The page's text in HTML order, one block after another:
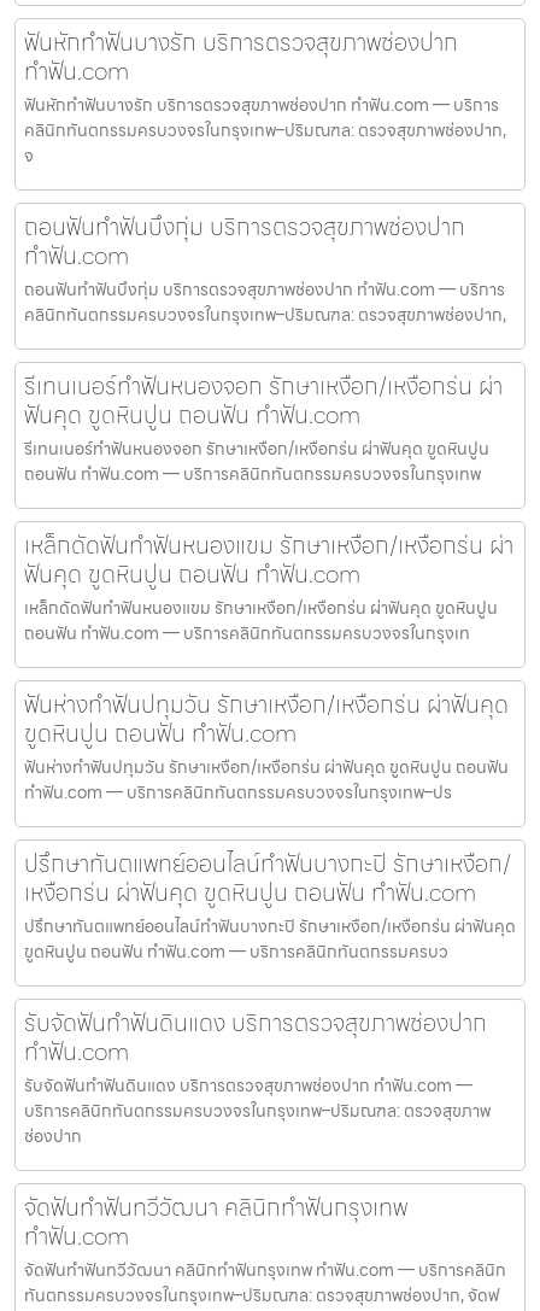
ฟันหักทำฟันบางรัก บริการตรวจสุขภาพช่องปาก
ทำฟัน.com
ฟันหักทำฟันบางรัก บริการตรวจสุขภาพช่องปาก ทำฟัน.com — บริการ
คลินิกทันตกรรมครบวงจรในกรุงเทพ–ปริมณฑล: ตรวจสุขภาพช่องปาก,
จ
ถอนฟันทำฟันบึงกุ่ม บริการตรวจสุขภาพช่องปาก
ทำฟัน.com
ถอนฟันทำฟันบึงกุ่ม บริการตรวจสุขภาพช่องปาก ทำฟัน.com — บริการ
คลินิกทันตกรรมครบวงจรในกรุงเทพ–ปริมณฑล: ตรวจสุขภาพช่องปาก,
รีเทนเนอร์ทำฟันหนองจอก รักษาเหงือก/เหงือกร่น ผ่า
ฟันคุด ขูดหินปูน ถอนฟัน ทำฟัน.com
รีเทนเนอร์ทำฟันหนองจอก รักษาเหงือก/เหงือกร่น ผ่าฟันคุด ขูดหินปูน
ถอนฟัน ทำฟัน.com — บริการคลินิกทันตกรรมครบวงจรในกรุงเทพ
เหล็กดัดฟันทำฟันหนองแขม รักษาเหงือก/เหงือกร่น ผ่า
ฟันคุด ขูดหินปูน ถอนฟัน ทำฟัน.com
เหล็กดัดฟันทำฟันหนองแขม รักษาเหงือก/เหงือกร่น ผ่าฟันคุด ขูดหินปูน
ถอนฟัน ทำฟัน.com — บริการคลินิกทันตกรรมครบวงจรในกรุงเท
ฟันห่างทำฟันปทุมวัน รักษาเหงือก/เหงือกร่น ผ่าฟันคุด
ขูดหินปูน ถอนฟัน ทำฟัน.com
ฟันห่างทำฟันปทุมวัน รักษาเหงือก/เหงือกร่น ผ่าฟันคุด ขูดหินปูน ถอนฟัน
ทำฟัน.com — บริการคลินิกทันตกรรมครบวงจรในกรุงเทพ–ปร
ปรึกษาทันตแพทย์ออนไลน์ทำฟันบางกะปิ รักษาเหงือก/
เหงือกร่น ผ่าฟันคุด ขูดหินปูน ถอนฟัน ทำฟัน.com
ปรึกษาทันตแพทย์ออนไลน์ทำฟันบางกะปิ รักษาเหงือก/เหงือกร่น ผ่าฟันคุด
ขูดหินปูน ถอนฟัน ทำฟัน.com — บริการคลินิกทันตกรรมครบว
รับจัดฟันทำฟันดินแดง บริการตรวจสุขภาพช่องปาก
ทำฟัน.com
รับจัดฟันทำฟันดินแดง บริการตรวจสุขภาพช่องปาก ทำฟัน.com —
บริการคลินิกทันตกรรมครบวงจรในกรุงเทพ–ปริมณฑล: ตรวจสุขภาพ
ช่องปาก
จัดฟันทำฟันทวีวัฒนา คลินิกทำฟันกรุงเทพ
ทำฟัน.com
จัดฟันทำฟันทวีวัฒนา คลินิกทำฟันกรุงเทพ ทำฟัน.com — บริการคลินิก
ทันตกรรมครบวงจรในกรุงเทพ–ปริมณฑล: ตรวจสุขภาพช่องปาก, จัดฟ